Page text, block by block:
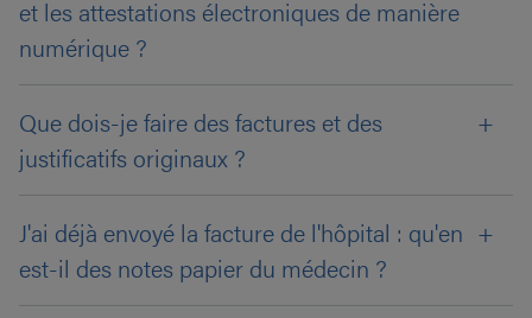
et les attestations électroniques de manière
numérique ?
Que dois-je faire des factures et des
justificatifs originaux ?
J'ai déjà envoyé la facture de l'hôpital : qu'en
est-il des notes papier du médecin ?